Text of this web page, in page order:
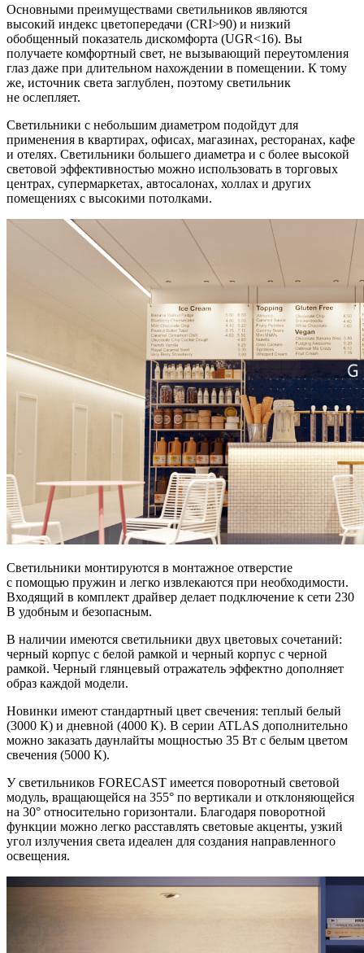
Основными преимуществами светильников являются
высокий индекс цветопередачи (CRI>90) и низкий
обобщенный показатель дискомфорта (UGR<16). Вы
получаете комфортный свет, не вызывающий переутомления
глаз даже при длительном нахождении в помещении. К тому
же, источник света заглублен, поэтому светильник
не ослепляет.
Светильники с небольшим диаметром подойдут для
применения в квартирах, офисах, магазинах, ресторанах, кафе
и отелях. Светильники большего диаметра и с более высокой
световой эффективностью можно использовать в торговых
центрах, супермаркетах, автосалонах, холлах и других
помещениях с высокими потолками.
Светильники монтируются в монтажное отверстие
с помощью пружин и легко извлекаются при необходимости.
Входящий в комплект драйвер делает подключение к сети 230
В удобным и безопасным.
В наличии имеются светильники двух цветовых сочетаний:
черный корпус с белой рамкой и черный корпус с черной
рамкой. Черный глянцевый отражатель эффектно дополняет
образ каждой модели.
Новинки имеют стандартный цвет свечения: теплый белый
(3000 К) и дневной (4000 К). В серии ATLAS дополнительно
можно заказать даунлайты мощностью 35 Вт с белым цветом
свечения (5000 К).
У светильников FORECAST имеется поворотный световой
модуль, вращающейся на 355° по вертикали и отклоняющейся
на 30° относительно горизонтали. Благодаря поворотной
функции можно легко расставлять световые акценты, узкий
угол излучения света идеален для создания направленного
освещения.